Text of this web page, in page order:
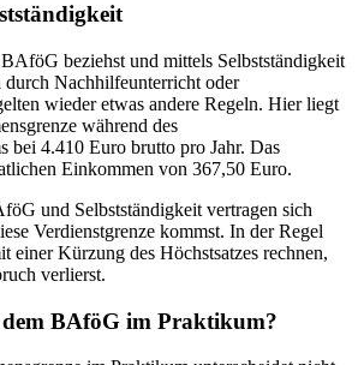
BAföG beziehst und mittels Selbstständigkeit
durch Nachhilfeunterricht oder
wieder etwas andere Regeln. Hier liegt
während des
bei 4.410 Euro brutto pro Jahr. Das
Einkommen von 367,50 Euro.
und Selbstständigkeit vertragen sich
Verdienstgrenze kommst. In der Regel
einer Kürzung des Höchstsatzes rechnen,
verlierst.
dem BAföG im Praktikum?